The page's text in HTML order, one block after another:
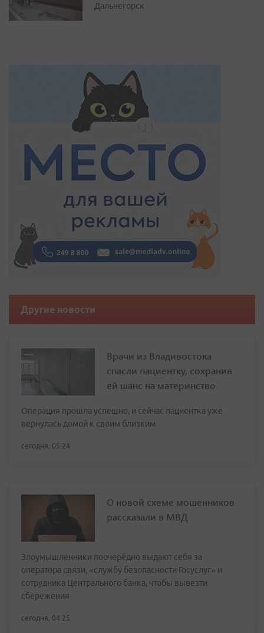
Дальнегорск
Другие новости
Врачи из Владивостока
спасли пациентку, сохранив
ей шанс на материнство
Операция прошла успешно, и сейчас пациентка уже
вернулась домой к своим близким
сегодня, 05:24
О новой схеме мошенников
рассказали в МВД
Злоумышленники поочерёдно выдают себя за
оператора связи, «службу безопасности Госуслуг» и
сотрудника Центрального банка, чтобы вывезти
сбережения
сегодня, 04:25